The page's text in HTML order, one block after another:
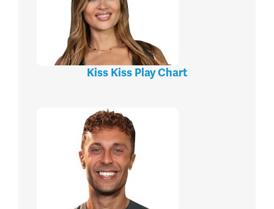
Kiss Kiss Play Chart